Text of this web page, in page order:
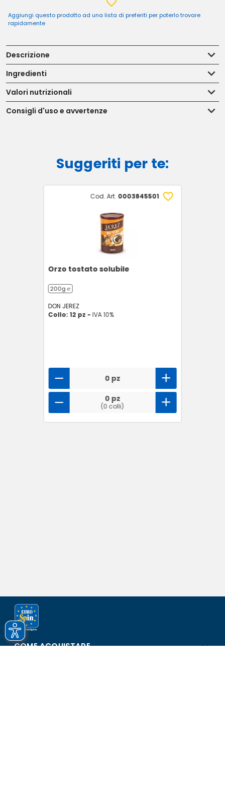
Aggiungi questo prodotto ad una lista di preferiti per poterlo trovare
rapidamente
Descrizione
Ingredienti
Valori nutrizionali
Consigli d'uso e avvertenze
Suggeriti per te:
Cod. Art. 0003845501
Orzo tostato solubile
200g ℮
DON JEREZ
Collo: 12 pz - IVA 10%
0 pz
0 pz
(0 colli)
COME ACQUISTARE